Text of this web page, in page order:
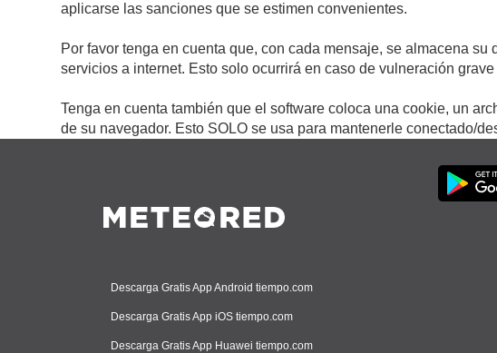
aplicarse las sanciones que se estimen convenientes.
Por favor tenga en cuenta que, con cada mensaje, se almacena
servicios a internet. Esto solo ocurrirá en caso de vulneración
Tenga en cuenta también que el software coloca una cookie, un
de su navegador. Esto SOLO se usa para mantenerle conectado/
Descarga Gratis App Android tiempo.com
Descarga Gratis App iOS tiempo.com
Descarga Gratis App Huawei tiempo.com